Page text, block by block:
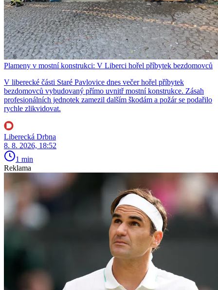
Plameny v mostní konstrukci: V Liberci hořel příbytek bezdomovců
V liberecké části Staré Pavlovice dnes večer hořel příbytek
bezdomovců vybudovaný přímo uvnitř mostní konstrukce. Zásah
profesionálních jednotek zamezil dalším škodám a požár se podařilo
rychle zlikvidovat.
Liberecká Drbna
8. 8. 2026, 18:52
1 min
Reklama